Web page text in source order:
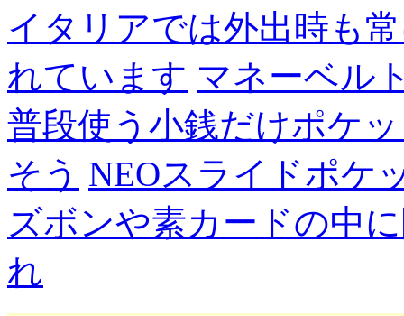
イタリアでは外出時も
れています マネーベル
普段使う小銭だけポケ
そう NEOスライドポケ
ズボンや素カードの中
れ